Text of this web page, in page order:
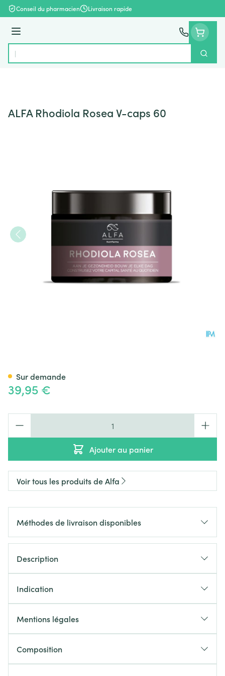
Aller au contenu
Conseil du pharmacien Livraison rapide
Menu
Rechercher
ALFA Rhodiola Rosea V-caps 60
39,95 €
Ajouter au panier
Sur demande
Voir tous les produits de Alfa
Méthodes de livraison disponibles
Description
Indication
Mentions légales
Composition